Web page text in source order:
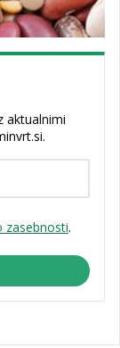
aktualnimi
zasebnosti.